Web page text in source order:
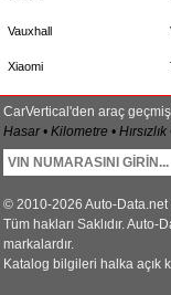
Vauxhall
Xiaomi
CarVertical'den araç
Hasar • Kilometre •
© 2010-2026 Auto-Data.net
Tüm hakları Saklıdır.
markalardır.
Katalog bilgileri halka açık